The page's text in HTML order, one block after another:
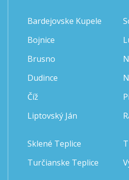
Bardejovske Kupele
Bojnice
Brusno
Dudince
Číž
Liptovský Ján
Sklené Teplice
Turčianske Teplice